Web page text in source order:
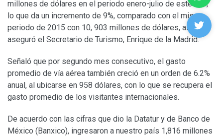
millones de dólares en el periodo enero-julio de este año,
lo que da un incremento de 9%, comparado con el mismo
periodo de 2015 con 10, 903 millones de dólares, así lo
aseguró el Secretario de Turismo, Enrique de la Madrid.
Señaló que por segundo mes consecutivo, el gasto
promedio de vía aérea también creció en un orden de 6.2%
anual, al ubicarse en 958 dólares, con lo que se recupera el
gasto promedio de los visitantes internacionales.
De acuerdo con las cifras que dio la Datatur y de Banco de
México (Banxico), ingresaron a nuestro país 1,816 millones